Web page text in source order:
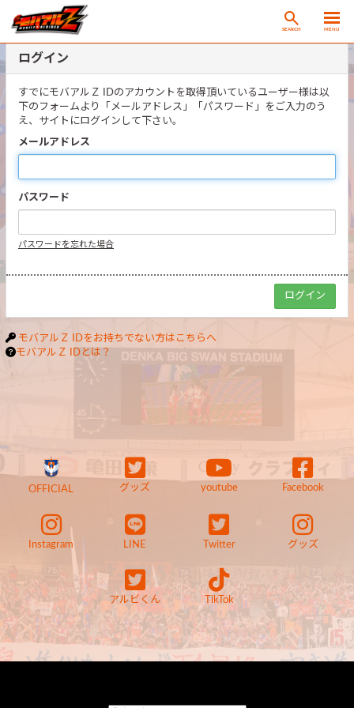
SEARCH MENU
ログイン
すでにモバアルＺ IDのアカウントを取得頂いているユーザー様は以
下のフォームより「メールアドレス」「パスワード」をご入力のう
え、サイトにログインして下さい。
メールアドレス
パスワード
パスワードを忘れた場合
モバアルＺ IDをお持ちでない方はこちらへ
モバアルＺ IDとは？
OFFICIAL グッズ youtube Facebook
Instagram LINE Twitter グッズ
アルビくん TikTok